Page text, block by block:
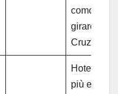
comoda
girare
Cruz a
Hotel
più